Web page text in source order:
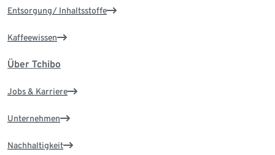
Entsorgung/ Inhaltsstoffe
Kaffeewissen
Über Tchibo
Jobs & Karriere
Unternehmen
Nachhaltigkeit